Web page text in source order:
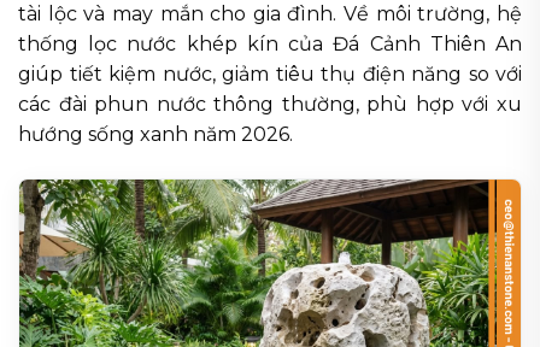
tài lộc và may mắn cho gia đình. Về môi trường, hệ
thống lọc nước khép kín của Đá Cảnh Thiên An
giúp tiết kiệm nước, giảm tiêu thụ điện năng so với
các đài phun nước thông thường, phù hợp với xu
hướng sống xanh năm 2026.